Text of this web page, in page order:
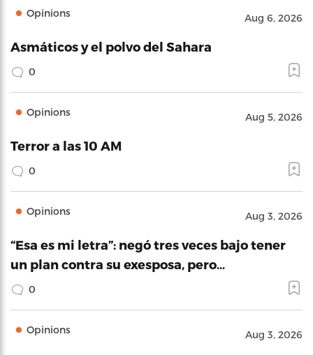
Opinions Aug 6, 2026
Asmáticos y el polvo del Sahara
0
Opinions Aug 5, 2026
Terror a las 10 AM
0
Opinions Aug 3, 2026
“Esa es mi letra”: negó tres veces bajo tener
un plan contra su exesposa, pero…
0
Opinions Aug 3, 2026